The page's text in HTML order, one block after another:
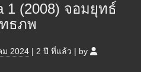
1 (2008) จอมยุทธ์
ธภพ
2024 | 2 ปี ที่แล้ว | by